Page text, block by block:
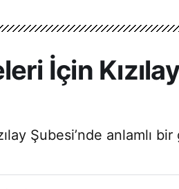
İçin
Şubesi’nde anlamlı